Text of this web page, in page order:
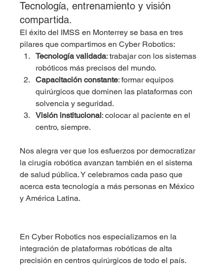
Tecnología, entrenamiento y visión
compartida.
El éxito del IMSS en Monterrey se basa en tres
pilares que compartimos en Cyber Robotics:
Tecnología validada: trabajar con los sistemas
robóticos más precisos del mundo.
Capacitación constante: formar equipos
quirúrgicos que dominen las plataformas con
solvencia y seguridad.
Visión institucional: colocar al paciente en el
centro, siempre.
Nos alegra ver que los esfuerzos por democratizar
la cirugía robótica avanzan también en el sistema
de salud pública. Y celebramos cada paso que
acerca esta tecnología a más personas en México
y América Latina.
En Cyber Robotics nos especializamos en la
integración de plataformas robóticas de alta
precisión en centros quirúrgicos de todo el país.